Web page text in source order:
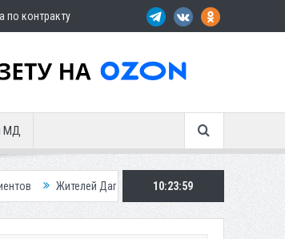
по контракту
МД
Дагестана приглашает в «Госуслуги Дом»
10:24:00